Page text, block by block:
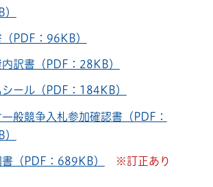
（PDF：96KB）
訳書（PDF：28KB）
ール（PDF：184KB）
般競争入札参加確認書（PDF：
（PDF：689KB） ※訂正あり